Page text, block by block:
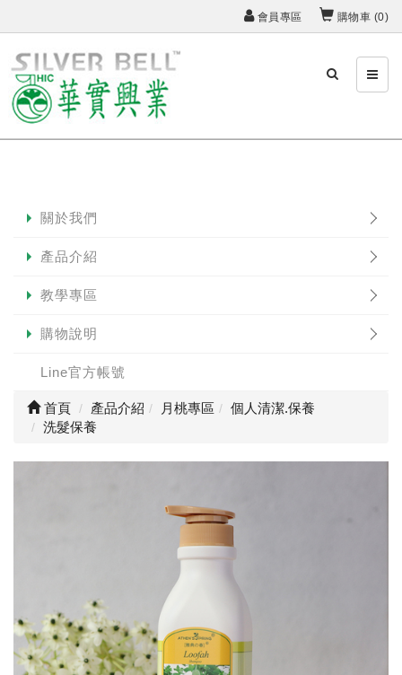
會員專區 購物車 (0)
關於我們
產品介紹
教學專區
購物說明
Line官方帳號
首頁 產品介紹 月桃專區
個人清潔.保養
洗髮保養